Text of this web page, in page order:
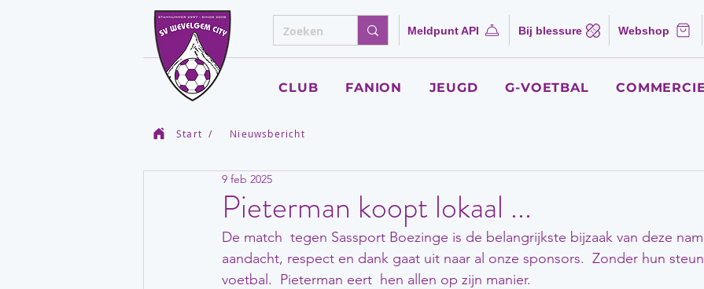
CLUB FANION JEUGD G-VOETBAL
Webshop
Bij blessure
Meldpunt API
Start / Nieuwsbericht
Pieterman koopt lokaal ...
9 feb 2025
De match  tegen Sassport Boezinge is de belangrijkste bijzaak van deze
aandacht, respect en dank gaat uit naar al onze sponsors.  Zonder hun
voetbal.  Pieterman eert  hen allen op zijn manier.